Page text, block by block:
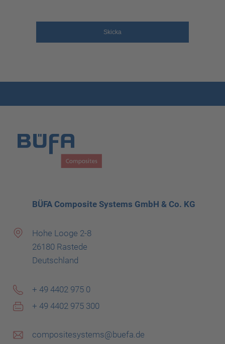
Skicka
BÜFA Composite Systems GmbH & Co. KG
Hohe Looge 2-8
26180 Rastede
Deutschland
+ 49 4402 975 0
+ 49 4402 975 300
compositesystems@buefa.de